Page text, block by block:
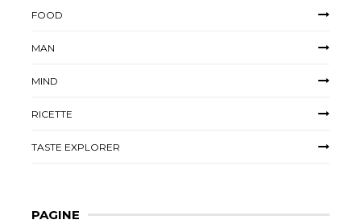
FOOD
MAN
MIND
RICETTE
TASTE EXPLORER
PAGINE